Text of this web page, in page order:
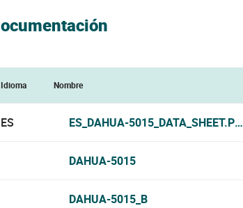
documentación
Idioma Nombre
ES ES_DAHUA-5015_DATA_SHEET.PDF
DAHUA-5015
DAHUA-5015_B